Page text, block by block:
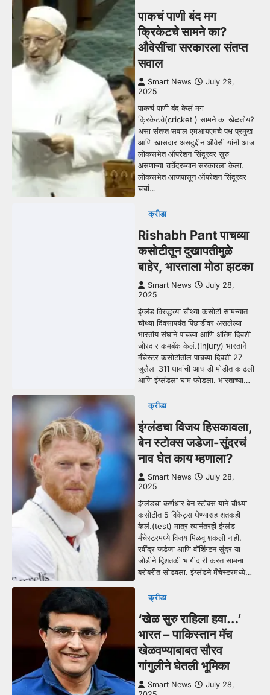
पाकचं पाणी बंद मग
क्रिकेटचे सामने का?
औवेसींचा सरकारला संतप्त
सवाल
Smart News
July 29,
2025
पाकचं पाणी बंद केलं मग
क्रिकेटचे(cricket ) सामने का खेळतोय?
असा संतप्त सवाल एमआयएमचे पक्ष प्रमुख
आणि खासदार असदुद्दीन औवेसी यांनी आज
लोकसभेत ऑपरेशन सिंदूरवर सुरु
असणाऱ्या चर्चेदरम्यान सरकारला केला.
लोकसभेत आजपासून ऑपरेशन सिंदूरवर
चर्चा…
क्रीडा
Rishabh Pant पाचव्या
कसोटीतून दुखापतीमुळे
बाहेर, भारताला मोठा झटका
Smart News
July 28,
2025
इंग्लंड विरुद्धच्या चौथ्या कसोटी सामन्यात
चौथ्या दिवसापर्यंत पिछाडीवर असलेल्या
भारतीय संघाने पाचव्या आणि अंतिम दिवशी
जोरदार कमबॅक केलं.(injury) भारताने
मँचेस्टर कसोटीतील पाचव्या दिवशी 27
जुलैला 311 धावांची आघाडी मोडीत काढली
आणि इंग्लंडला घाम फोडला. भारताच्या…
क्रीडा
इंग्लंडचा विजय हिसकावला,
बेन स्टोक्स जडेजा-सुंदरचं
नाव घेत काय म्हणाला?
Smart News
July 28,
2025
इंग्लंडचा कर्णधार बेन स्टोक्स याने चौथ्या
कसोटीत 5 विकेट्स घेण्यासह शतकही
केलं.(test) मात्र त्यानंतरही इंग्लंड
मँचेस्टरमध्ये विजय मिळवू शकली नाही.
रवींद्र जडेजा आणि वॉशिंग्टन सुंदर या
जोडीने द्विशतकी भागीदारी करत सामना
बरोबरीत सोडवला. इंग्लंडने मँचेस्टरमध्ये…
क्रीडा
‘खेळ सुरु राहिला हवा…’
भारत – पाकिस्तान मॅच
खेळवण्याबाबत सौरव
गांगुलीने घेतली भूमिका
Smart News
July 28,